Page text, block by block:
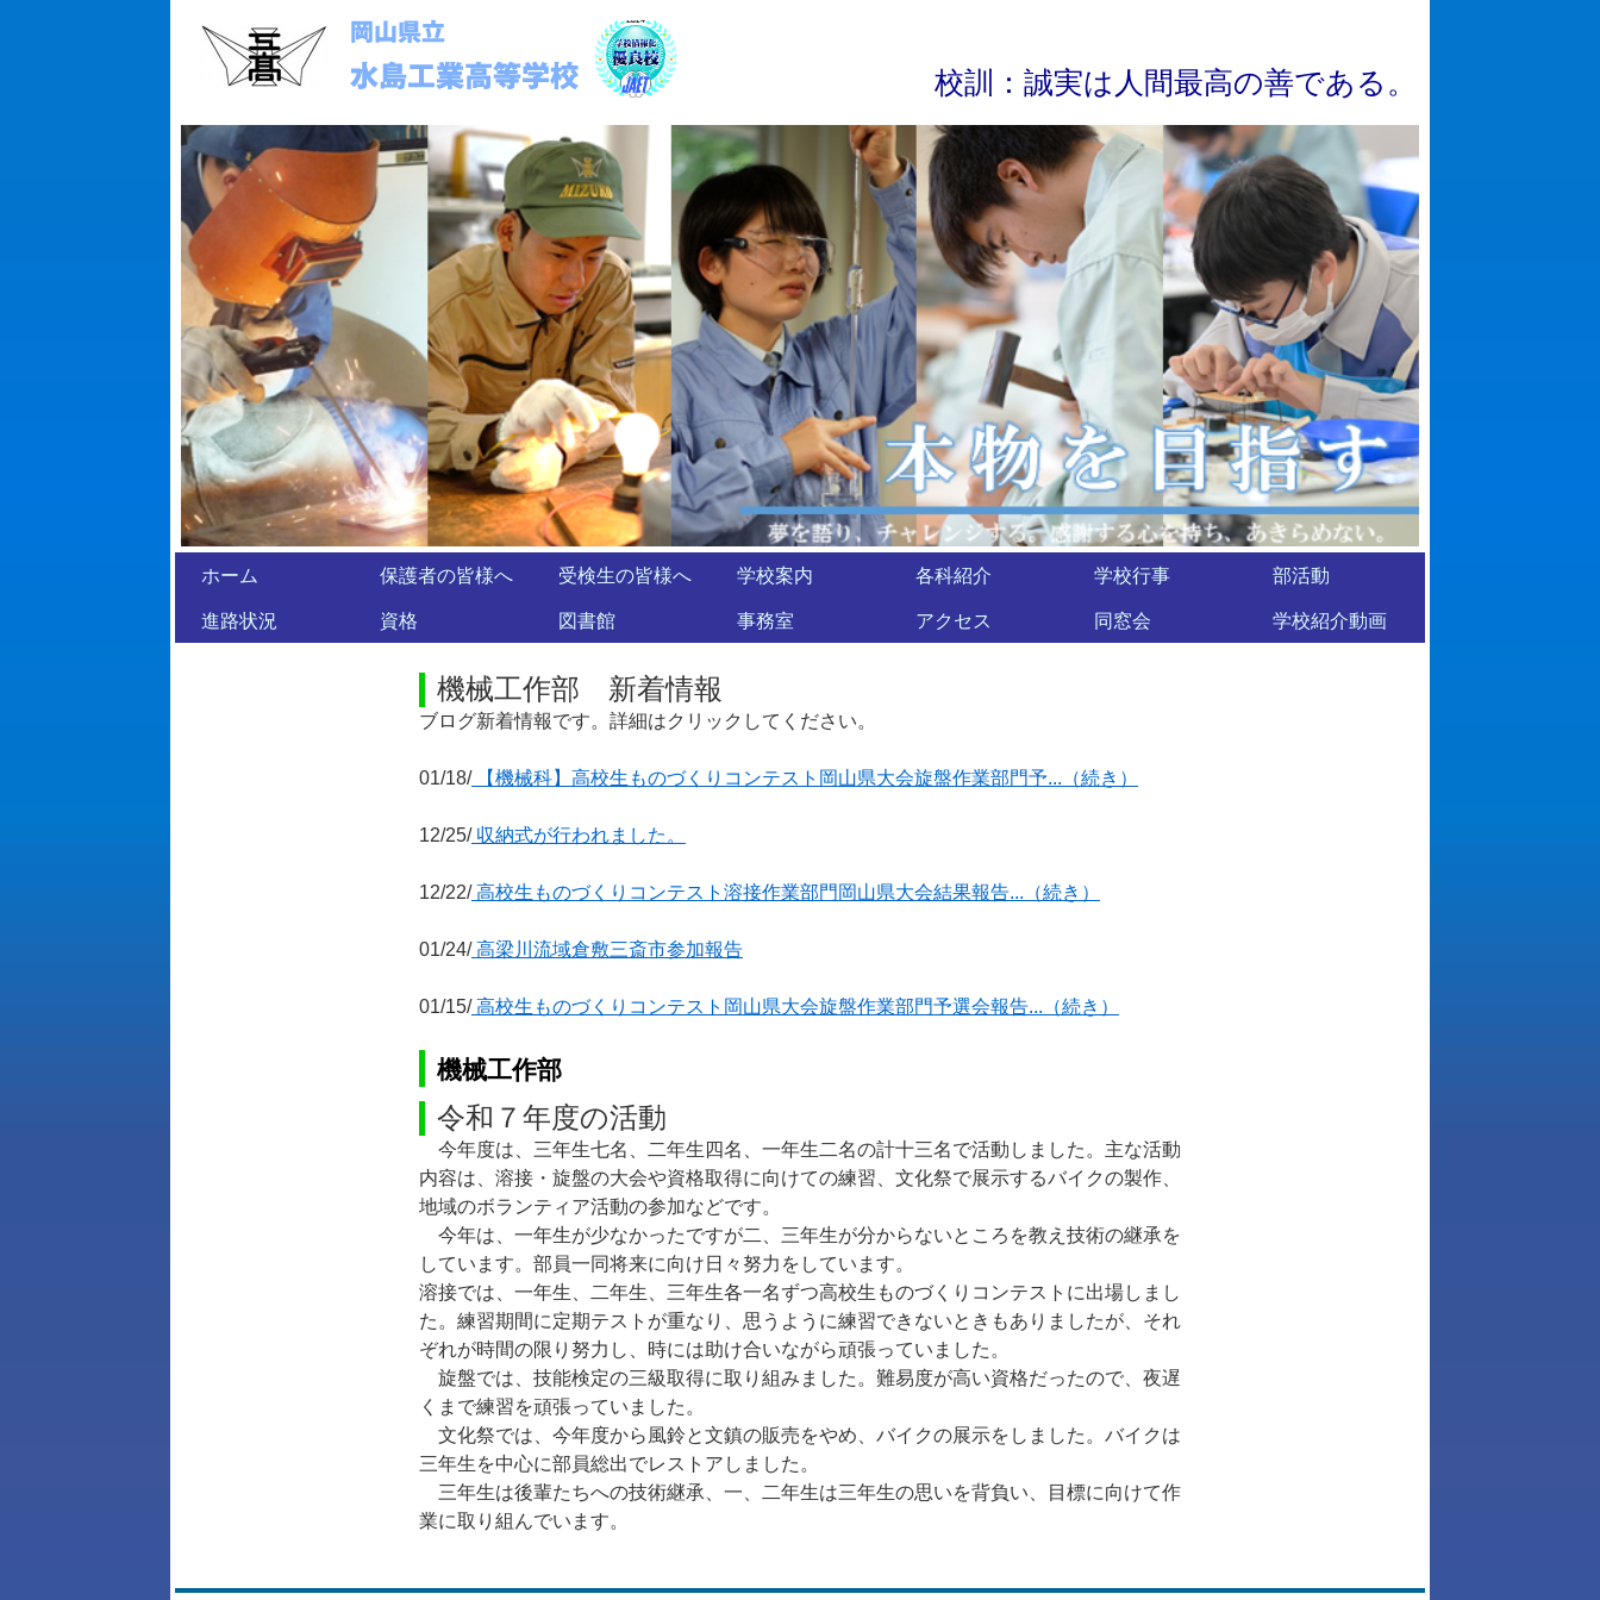
校訓 ： 誠実は 人 間最高の善であ る 。
ホーム 保護者の皆様へ 受検生の皆様へ 学校案内 各科紹介 学校行事
部活動
進路状況
資格 図書館 事務室 アクセス 同窓会 学校紹介動画
機械工作部 新着情報
ブログ新着情報です。詳細はクリックしてください。
01/18/【機械科】高校生ものづくりコンテスト岡山県大会旋盤作業部門予...（続き）
12/25/収納式が行われました。
12/22/高校生ものづくりコンテスト溶接作業部門岡山県大会結果報告...（続き）
01/24/高梁川流域倉敷三斎市参加報告
01/15/高校生ものづくりコンテスト岡山県大会旋盤作業部門予選会報告...（続き）
機械工作部
令和７年度の活動
今年度は、三年生七名、二年生四名、一年生二名の計十三名で活動しました。主な活動
内容は、溶接・旋盤の大会や資格取得に向けての練習、文化祭で展示するバイクの製作、
地域のボランティア活動の参加などです。
今年は、一年生が少なかったですが二、三年生が分からないところを教え技術の継承を
しています。部員一同将来に向け日々努力をしています。
溶接では、一年生、二年生、三年生各一名ずつ高校生ものづくりコンテストに出場しまし
た。練習期間に定期テストが重なり、思うように練習できないときもありましたが、それ
ぞれが時間の限り努力し、時には助け合いながら頑張っていました。
旋盤では、技能検定の三級取得に取り組みました。難易度が高い資格だったので、夜遅
くまで練習を頑張っていました。
文化祭では、今年度から風鈴と文鎮の販売をやめ、バイクの展示をしました。バイクは
三年生を中心に部員総出でレストアしました。
三年生は後輩たちへの技術継承、一、二年生は三年生の思いを背負い、目標に向けて作
業に取り組んでいます。